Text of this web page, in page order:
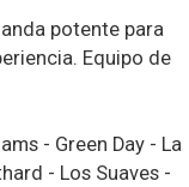
potente para
Equipo de
- Green Day - La
- Los Suaves -